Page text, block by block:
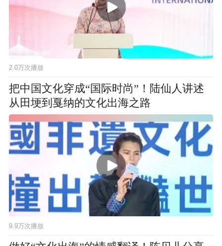
2.0万次播放
把中国文化穿成“国际时尚”！陆仙人讲述
从田埂到戛纳的文化出海之路
9.9万次播放